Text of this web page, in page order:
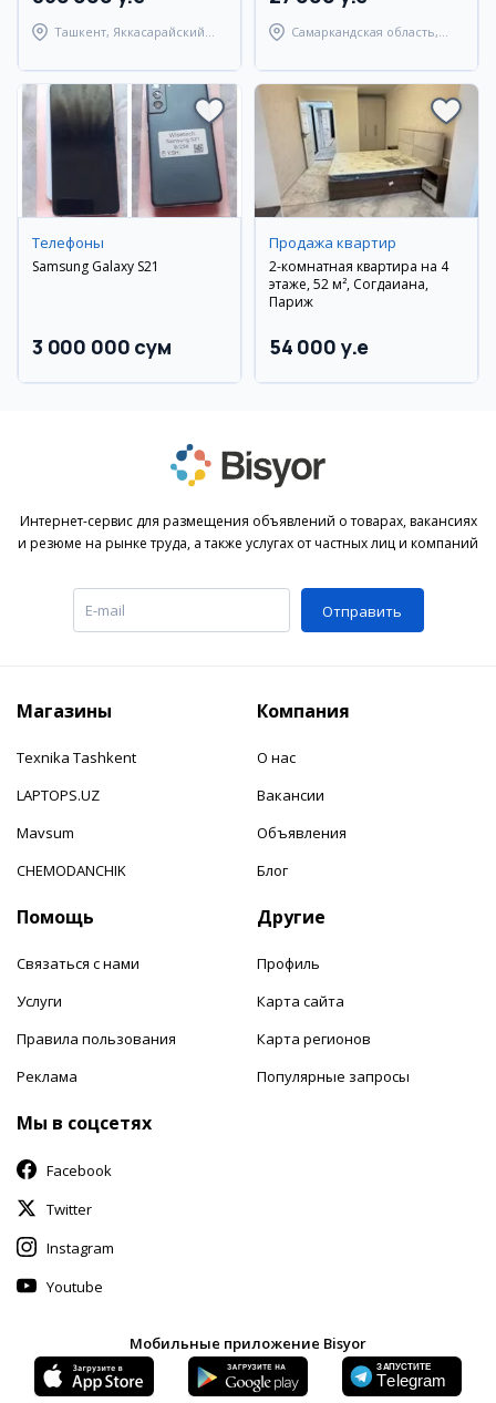
Ташкент, Яккасарайский
Самаркандская область,
Телефоны
Samsung Galaxy S21
3 000 000 сум
Продажа квартир
2-комнатная квартира на 4
этаже, 52 м², Согдаиана,
Париж
54 000 y.e
Интернет-сервис для размещения объявлений о товарах, вакансиях
и резюме на рынке труда, а также услугах от частных лиц и компаний
Отправить
Магазины
Texnika Tashkent
LAPTOPS.UZ
Mavsum
CHEMODANCHIK
Компания
О нас
Вакансии
Объявления
Блог
Помощь
Связаться с нами
Услуги
Правила пользования
Реклама
Другие
Профиль
Карта сайта
Карта регионов
Популярные запросы
Мы в соцсетях
Facebook
Twitter
Instagram
Youtube
Мобильные приложение Bisyor